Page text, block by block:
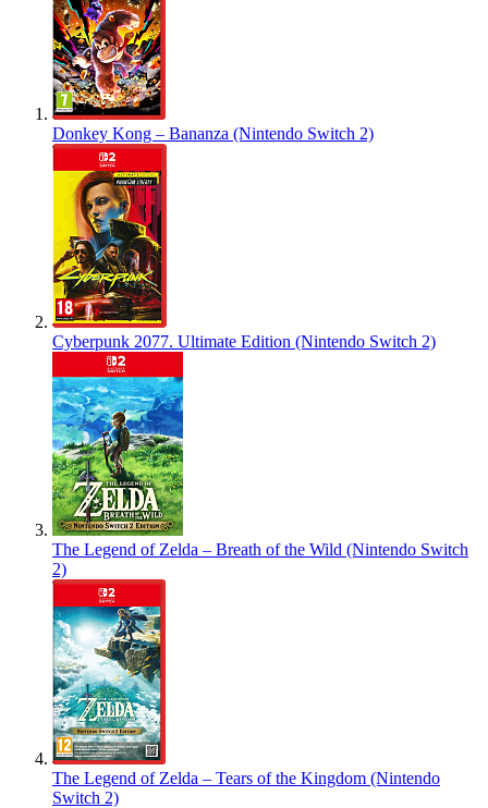
Donkey Kong – Bananza (Nintendo Switch 2)
Cyberpunk 2077. Ultimate Edition (Nintendo Switch 2)
The Legend of Zelda – Breath of the Wild (Nintendo Switch
2)
The Legend of Zelda – Tears of the Kingdom (Nintendo
Switch 2)